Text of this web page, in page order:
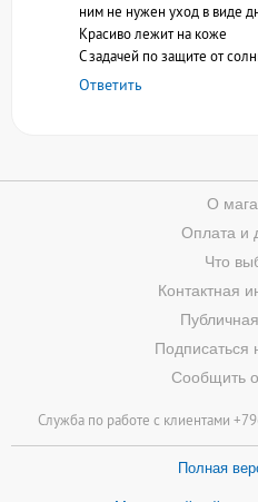
ним не нужен уход в виде
Красиво лежит на коже
С задачей по защите от
Ответить
О
Оплата и
Что
Контактная
Подписаться
Сообщить
Служба по работе с клиентами
Полная